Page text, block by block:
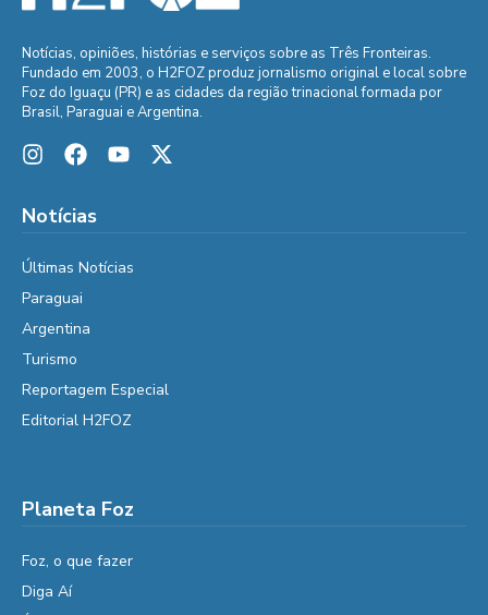
Notícias, opiniões, histórias e serviços sobre as Três Fronteiras.
Fundado em 2003, o H2FOZ produz jornalismo original e local sobre
Foz do Iguaçu (PR) e as cidades da região trinacional formada por
Brasil, Paraguai e Argentina.
Notícias
Últimas Notícias
Paraguai
Argentina
Turismo
Reportagem Especial
Editorial H2FOZ
Planeta Foz
Foz, o que fazer
Diga Aí